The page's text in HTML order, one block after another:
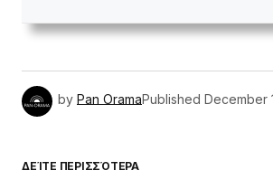
by Pan OramaPublished December
ΔΕΊΤΕ ΠΕΡΙΣΣΌΤΕΡΑ